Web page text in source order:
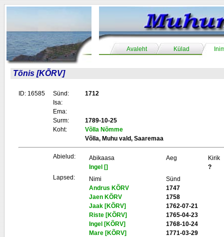
Avaleht Külad
Tõnis [KÕRV]
ID: 16585 Sünd:
1712
Isa:
Ema:
Surm:
1789-10-25
Koht:
Võlla Nõmme
Võlla, Muhu vald, Saaremaa
Abielud: Abikaasa Aeg
Kirik
Ingel []
?
Lapsed:
Nimi
Sünd
Andrus KÕRV
1747
Jaen KÕRV
1758
Jaak [KÕRV]
1762-07-21
Riste [KÕRV]
1765-04-23
Ingel [KÕRV]
1768-10-24
Mare [KÕRV]
1771-03-29